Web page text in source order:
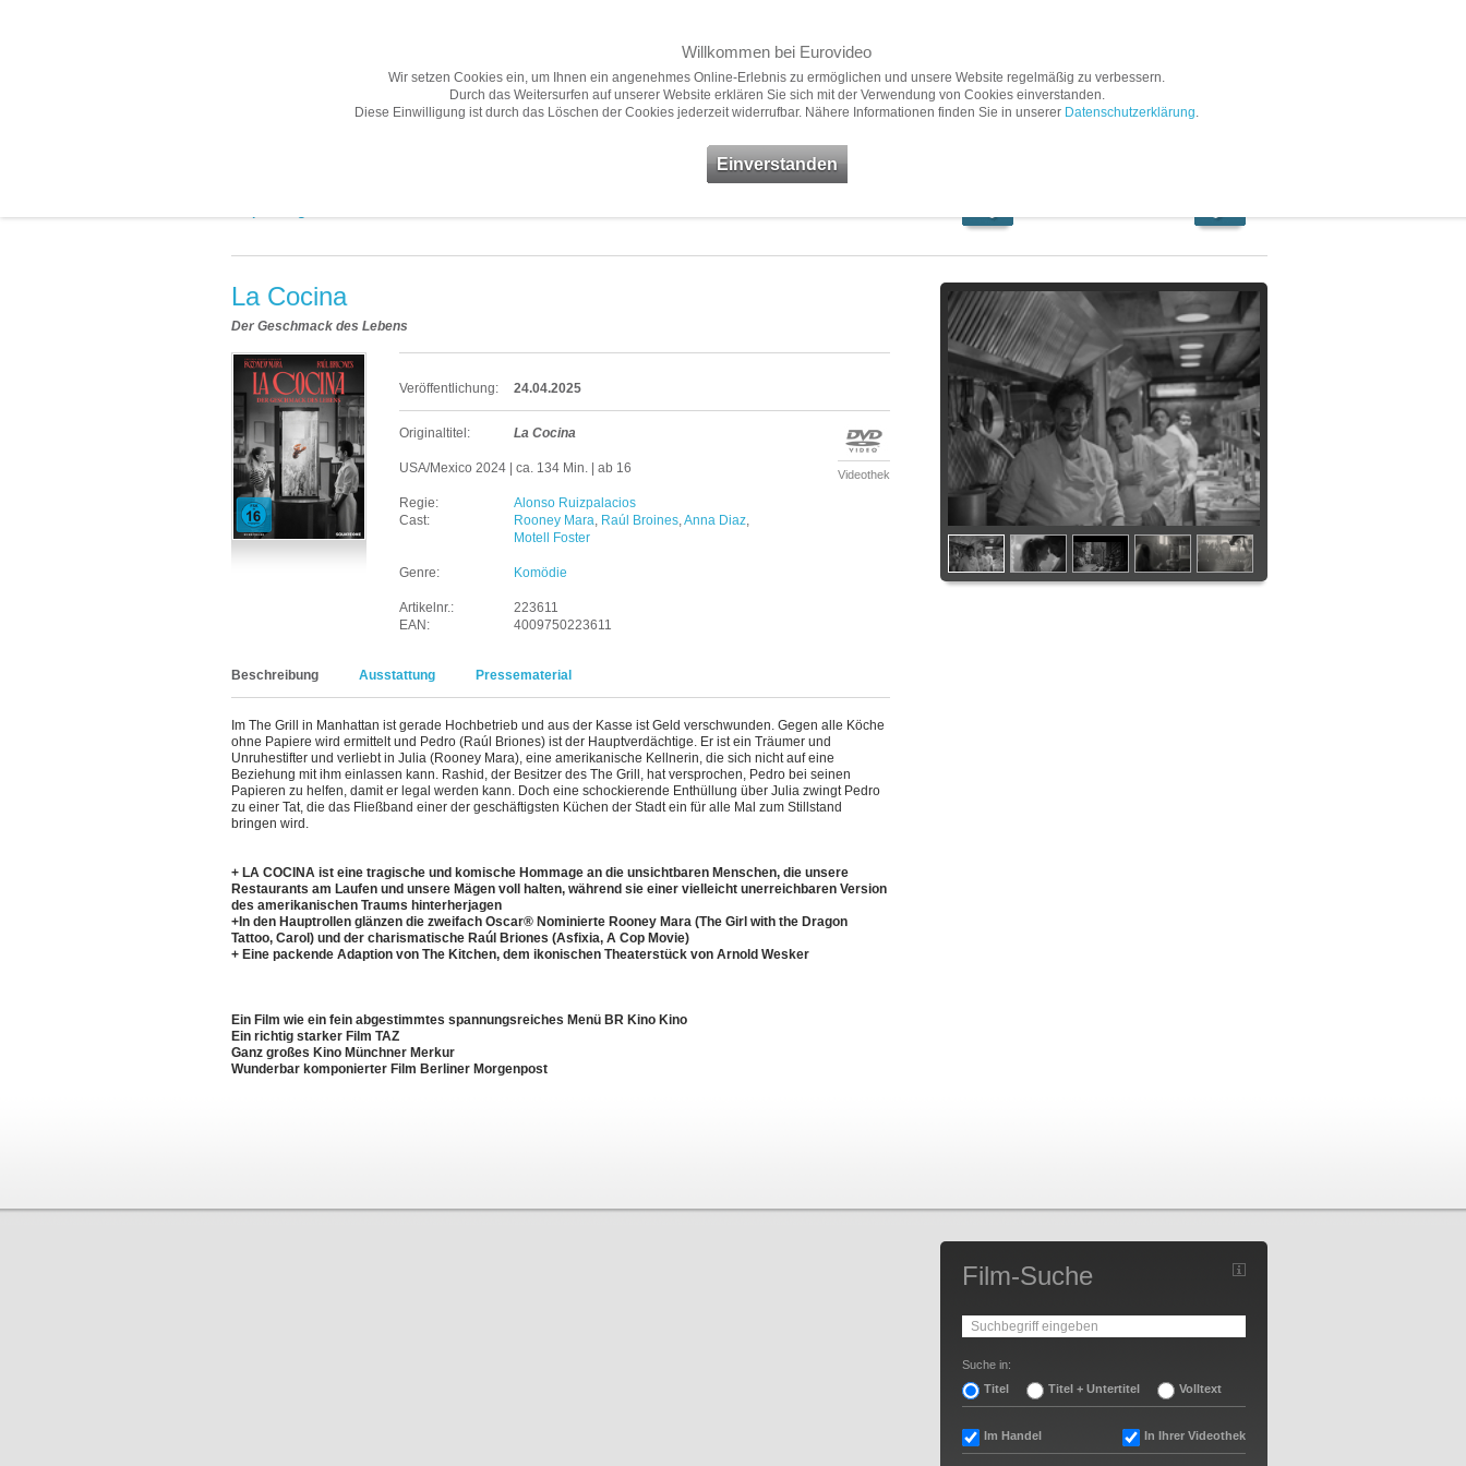
Home Filme
La Cocina
Der Geschmack des Lebens
Veröffentlichung: 24.04.2025
Videothek
Originaltitel: La Cocina
USA/Mexico 2024 | ca. 134 Min. | ab 16
Regie:
Alonso Ruizpalacios
Cast:
Rooney Mara, Raúl Broines,Anna Diaz,
Motell Foster
Genre: Komödie
Artikelnr.:
223611
EAN:
4009750223611
Beschreibung Ausstattung Pressematerial
Im The Grill in Manhattan ist gerade Hochbetrieb und aus der Kasse ist Geld verschwunden. Gegen alle Köche
ohne Papiere wird ermittelt und Pedro (Raúl Briones) ist der Hauptverdächtige. Er ist ein Träumer und
Unruhestifter und verliebt in Julia (Rooney Mara), eine amerikanische Kellnerin, die sich nicht auf eine
Beziehung mit ihm einlassen kann. Rashid, der Besitzer des The Grill, hat versprochen, Pedro bei seinen
Papieren zu helfen, damit er legal werden kann. Doch eine schockierende Enthüllung über Julia zwingt Pedro
zu einer Tat, die das Fließband einer der geschäftigsten Küchen der Stadt ein für alle Mal zum Stillstand
bringen wird.
+ LA COCINA ist eine tragische und komische Hommage an die unsichtbaren Menschen, die unsere
Restaurants am Laufen und unsere Mägen voll halten, während sie einer vielleicht unerreichbaren Version
des amerikanischen Traums hinterherjagen
+In den Hauptrollen glänzen die zweifach Oscar® Nominierte Rooney Mara (The Girl with the Dragon
Tattoo, Carol) und der charismatische Raúl Briones (Asfixia, A Cop Movie)
+ Eine packende Adaption von The Kitchen, dem ikonischen Theaterstück von Arnold Wesker
Ein Film wie ein fein abgestimmtes spannungsreiches Menü BR Kino Kino
Ein richtig starker Film TAZ
Ganz großes Kino Münchner Merkur
Wunderbar komponierter Film Berliner Morgenpost
Film-Suche
Suche in:
Titel
Titel + Untertitel Volltext
Im Handel In Ihrer Videothek
Willkommen bei Eurovideo
Wir setzen Cookies ein, um Ihnen ein angenehmes Online-Erlebnis zu ermöglichen und unsere Website regelmäßig zu verbessern.
Durch das Weitersurfen auf unserer Website erklären Sie sich mit der Verwendung von Cookies einverstanden.
Diese Einwilligung ist durch das Löschen der Cookies jederzeit widerrufbar. Nähere Informationen finden Sie in unserer Datenschutzerklärung.
Einverstanden